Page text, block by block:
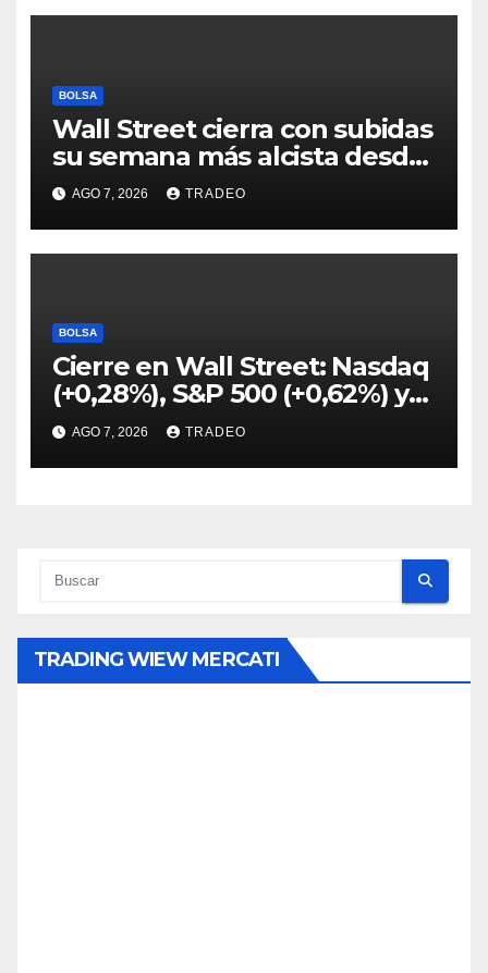
BOLSA
Wall Street cierra con subidas
su semana más alcista desde
abril
AGO 7, 2026 TRADEO
BOLSA
Cierre en Wall Street: Nasdaq
(+0,28%), S&P 500 (+0,62%) y
Nasdaq (+1,30%)
AGO 7, 2026 TRADEO
TRADING WIEW MERCATI